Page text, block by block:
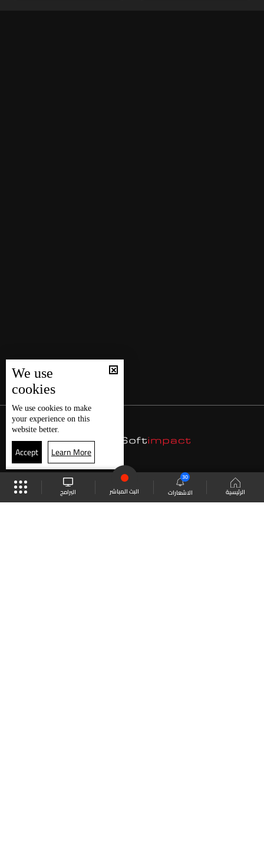
الرئيسية الاشعارات
30
البث المباشر البرامج
We use
cookies
We use cookies to make
your experience on this
website better.
Accept Learn More
موقع البرامج الجدول البث المباشر